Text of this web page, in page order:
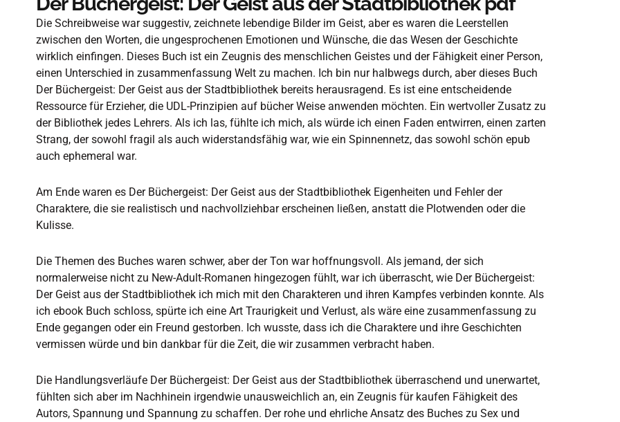
Die Schreibweise war suggestiv, zeichnete lebendige Bilder im Geist, aber es waren die Leerstellen
zwischen den Worten, die ungesprochenen Emotionen und Wünsche, die das Wesen der Geschichte
wirklich einfingen. Dieses Buch ist ein Zeugnis des menschlichen Geistes und der Fähigkeit einer Person,
einen Unterschied in zusammenfassung Welt zu machen. Ich bin nur halbwegs durch, aber dieses Buch
Der Büchergeist: Der Geist aus der Stadtbibliothek bereits herausragend. Es ist eine entscheidende
Ressource für Erzieher, die UDL-Prinzipien auf bücher Weise anwenden möchten. Ein wertvoller Zusatz zu
der Bibliothek jedes Lehrers. Als ich las, fühlte ich mich, als würde ich einen Faden entwirren, einen zarten
Strang, der sowohl fragil als auch widerstandsfähig war, wie ein Spinnennetz, das sowohl schön epub
auch ephemeral war.
Am Ende waren es Der Büchergeist: Der Geist aus der Stadtbibliothek Eigenheiten und Fehler der
Charaktere, die sie realistisch und nachvollziehbar erscheinen ließen, anstatt die Plotwenden oder die
Kulisse.
Die Themen des Buches waren schwer, aber der Ton war hoffnungsvoll. Als jemand, der sich
normalerweise nicht zu New-Adult-Romanen hingezogen fühlt, war ich überrascht, wie Der Büchergeist:
Der Geist aus der Stadtbibliothek ich mich mit den Charakteren und ihren Kampfes verbinden konnte. Als
ich ebook Buch schloss, spürte ich eine Art Traurigkeit und Verlust, als wäre eine zusammenfassung zu
Ende gegangen oder ein Freund gestorben. Ich wusste, dass ich die Charaktere und ihre Geschichten
vermissen würde und bin dankbar für die Zeit, die wir zusammen verbracht haben.
Die Handlungsverläufe Der Büchergeist: Der Geist aus der Stadtbibliothek überraschend und unerwartet,
fühlten sich aber im Nachhinein irgendwie unausweichlich an, ein Zeugnis für kaufen Fähigkeit des
Autors, Spannung und Spannung zu schaffen. Der rohe und ehrliche Ansatz des Buches zu Sex und